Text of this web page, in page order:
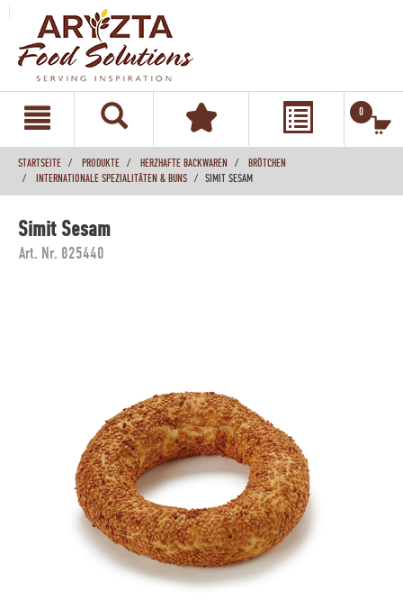
0
STARTSEITE PRODUKTE HERZHAFTE BACKWAREN
BRÖTCHEN
INTERNATIONALE SPEZIALITÄTEN & BUNS
SIMIT SESAM
Simit Sesam
Art. Nr. 825440